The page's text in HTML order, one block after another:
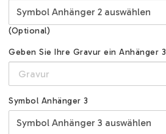
(Optional)
Geben Sie Ihre Gravur ein Anhänger 3
Symbol Anhänger 3